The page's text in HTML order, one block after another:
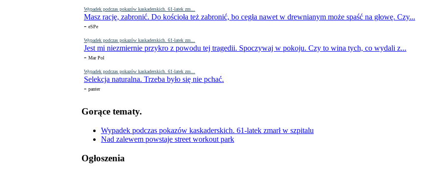
Wypadek podczas pokazów kaskaderskich. 61-latek zm...
Masz rację, zabronić. Do kościoła też zabronić, bo cegła nawet w drewnianym może spaść na głowę. Czy...
- eSPe
Wypadek podczas pokazów kaskaderskich. 61-latek zm...
Jest mi niezmiernie przykro z powodu tej tragedii. Spoczywaj w pokoju. Czy to wina tych, co wydali z...
- Mar Pol
Wypadek podczas pokazów kaskaderskich. 61-latek zm...
Selekcja naturalna. Trzeba było się nie pchać.
- panter
Gorące tematy.
Wypadek podczas pokazów kaskaderskich. 61-latek zmarł w szpitalu
Nad zalewem powstaje street workout park
Ogłoszenia